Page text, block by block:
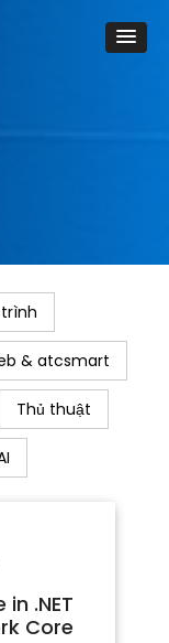
& atcsmart
Thủ thuật
.NET
Core